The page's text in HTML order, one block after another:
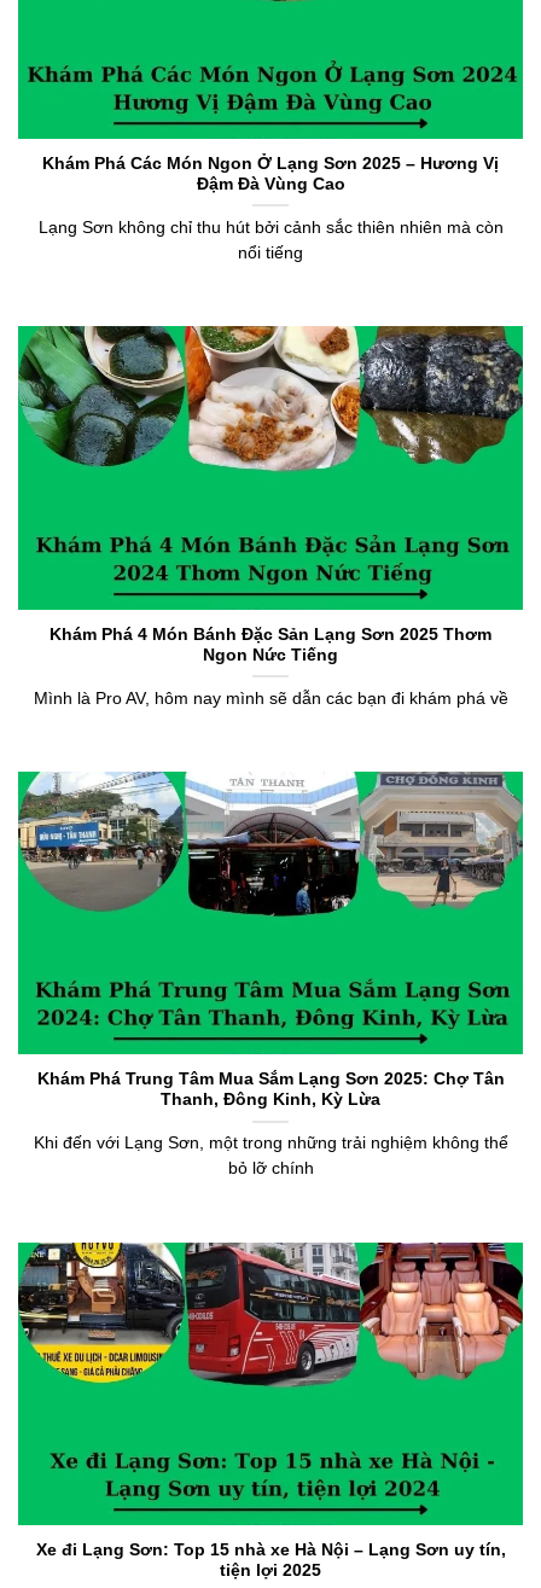
Khám Phá Các Món Ngon Ở Lạng Sơn 2025 – Hương Vị
Đậm Đà Vùng Cao
Lạng Sơn không chỉ thu hút bởi cảnh sắc thiên nhiên mà còn
nổi tiếng
Khám Phá 4 Món Bánh Đặc Sản Lạng Sơn 2025 Thơm
Ngon Nức Tiếng
Mình là Pro AV, hôm nay mình sẽ dẫn các bạn đi khám phá về
Khám Phá Trung Tâm Mua Sắm Lạng Sơn 2025: Chợ Tân
Thanh, Đông Kinh, Kỳ Lừa
Khi đến với Lạng Sơn, một trong những trải nghiệm không thể
bỏ lỡ chính
Xe đi Lạng Sơn: Top 15 nhà xe Hà Nội – Lạng Sơn uy tín,
tiện lợi 2025